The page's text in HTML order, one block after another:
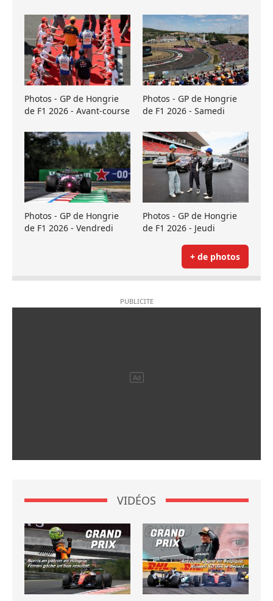
Photos - GP de Hongrie
de F1 2026 - Avant-course
Photos - GP de Hongrie
de F1 2026 - Samedi
Photos - GP de Hongrie
de F1 2026 - Vendredi
Photos - GP de Hongrie
de F1 2026 - Jeudi
+ de photos
VIDÉOS